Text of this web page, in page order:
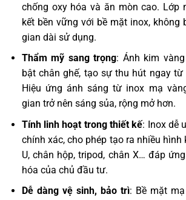
chống oxy hóa và ăn mòn cao. Lớp
kết bền vững với bề mặt inox, không
gian dài sử dụng.
Thẩm mỹ sang trọng: Ánh kim
bật chân ghế, tạo sự thu hút ngay
Hiệu ứng ánh sáng từ inox mạ
gian trở nên sáng sủa, rộng mở hơn.
Tính linh hoạt trong thiết kế: Inox dễ
chính xác, cho phép tạo ra nhiều
U, chân hộp, tripod, chân X… đáp
hóa của chủ đầu tư.
Dễ dàng vệ sinh, bảo trì: Bề mặt